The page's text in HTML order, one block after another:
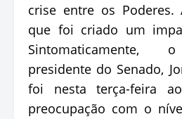
crise entre os Poderes.
que foi criado um
Sintomaticamente,
presidente do Senado,
foi nesta terça-feira
preocupação com o